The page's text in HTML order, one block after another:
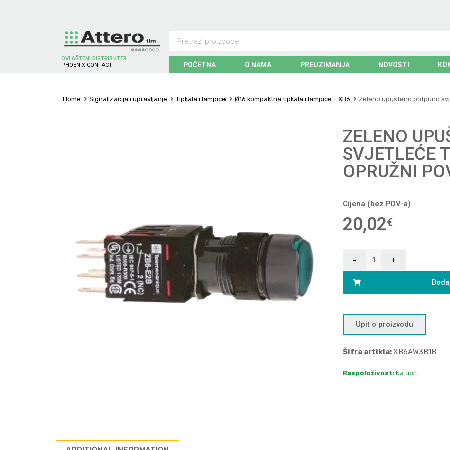
OVLAŠTENI DISTRIBUTER
P H O EN X CO NTACT POČETNA O NAMA PREUZIMANJA NOVOSTI
Home Signalizacija i upravljanje Tipkala i lampice Ø16 kompaktna tipkala i lampice - XB6 Zeleno upušteno potpuno
ZELENO
SVJETLEĆE
OPRUŽNI
Cijena (bez PDV-a)
20,02€
Upit o proizvodu
Šifra artikla:XB6AW3B1B
Raspoloživost: Na upit